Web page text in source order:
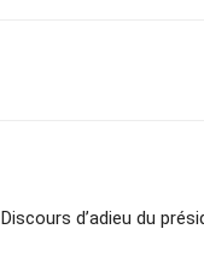
Discours d’adieu du